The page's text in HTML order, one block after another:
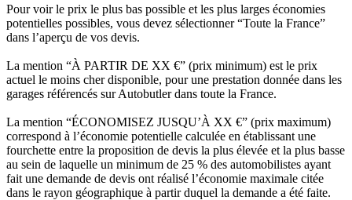
Pour voir le prix le plus bas possible et les plus larges économies
potentielles possibles, vous devez sélectionner “Toute la France”
dans l’aperçu de vos devis.
La mention “À PARTIR DE XX €” (prix minimum) est le prix
actuel le moins cher disponible, pour une prestation donnée dans les
garages référencés sur Autobutler dans toute la France.
La mention “ÉCONOMISEZ JUSQU’À XX €” (prix maximum)
correspond à l’économie potentielle calculée en établissant une
fourchette entre la proposition de devis la plus élevée et la plus basse
au sein de laquelle un minimum de 25 % des automobilistes ayant
fait une demande de devis ont réalisé l’économie maximale citée
dans le rayon géographique à partir duquel la demande a été faite.